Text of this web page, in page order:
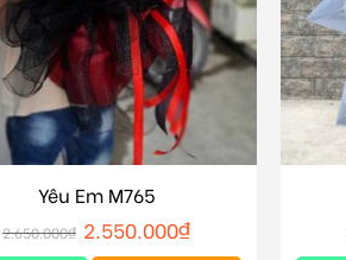
Yêu Em M765
2.650.000₫ 2.550.000₫